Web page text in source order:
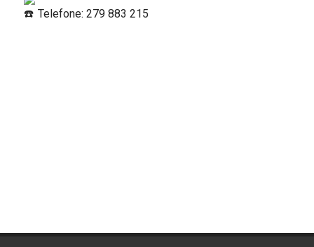
Telefone: 279 883 215